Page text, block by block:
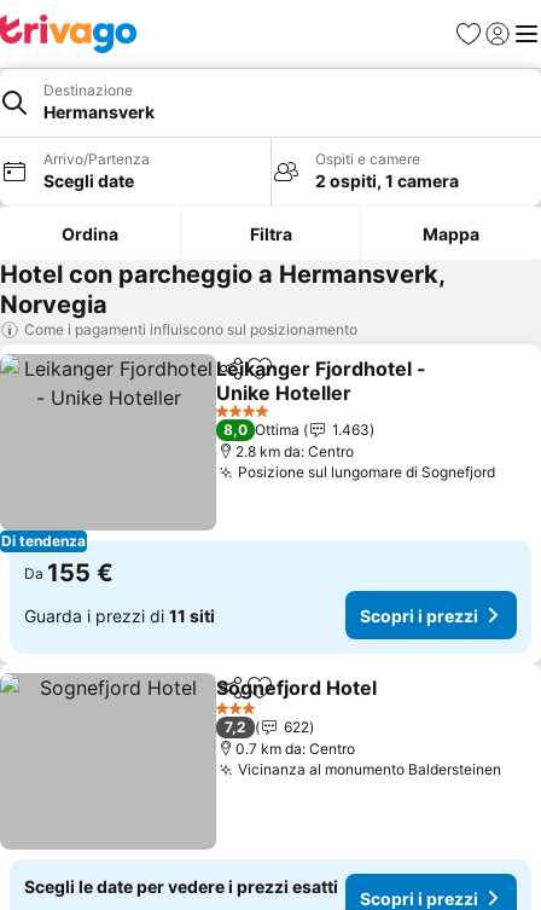
PreferitiAccedi
Destinazione
Hermansverk
Arrivo/Partenza
Scegli date
Ospiti e camere
2 ospiti, 1 camera
Ordina Filtra Mappa
Hotel con parcheggio a Hermansverk,
Norvegia
Come i pagamenti influiscono sul posizionamento
Di tendenza
CondividiAggiungi ai preferiti
Leikanger Fjordhotel -
Unike Hoteller
4 Stelle
8,0 Ottima
1.463
2.8 km da: Centro
Posizione sul lungomare di Sognefjord
Da 155 €
Guarda i prezzi di 11 siti Scopri i prezzi
CondividiAggiungi ai preferiti
Sognefjord Hotel
3 Stelle
7,2
622
0.7 km da: Centro
Vicinanza al monumento Baldersteinen
Scegli le date per vedere i prezzi esatti
Scopri i prezzi